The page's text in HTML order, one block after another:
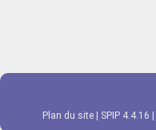
Plan du site SPIP 4.4.16